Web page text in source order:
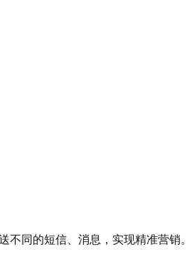
同的短信、消息，实现精准营销。